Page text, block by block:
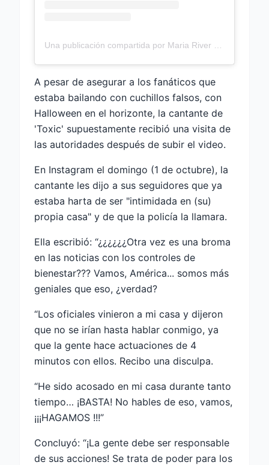
A pesar de asegurar a los fanáticos que
estaba bailando con cuchillos falsos, con
Halloween en el horizonte, la cantante de
'Toxic' supuestamente recibió una visita de
las autoridades después de subir el video.
En Instagram el domingo (1 de octubre), la
cantante les dijo a sus seguidores que ya
estaba harta de ser "intimidada en (su)
propia casa" y de que la policía la llamara.
Ella escribió: “¿¿¿¿¿¿Otra vez es una broma
en las noticias con los controles de
bienestar??? Vamos, América... somos más
geniales que eso, ¿verdad?
“Los oficiales vinieron a mi casa y dijeron
que no se irían hasta hablar conmigo, ya
que la gente hace actuaciones de 4
minutos con ellos. Recibo una disculpa.
“He sido acosado en mi casa durante tanto
tiempo… ¡BASTA! No hables de eso, vamos,
¡¡¡HAGAMOS !!!”
Concluyó: “¡La gente debe ser responsable
de sus acciones! Se trata de poder para los